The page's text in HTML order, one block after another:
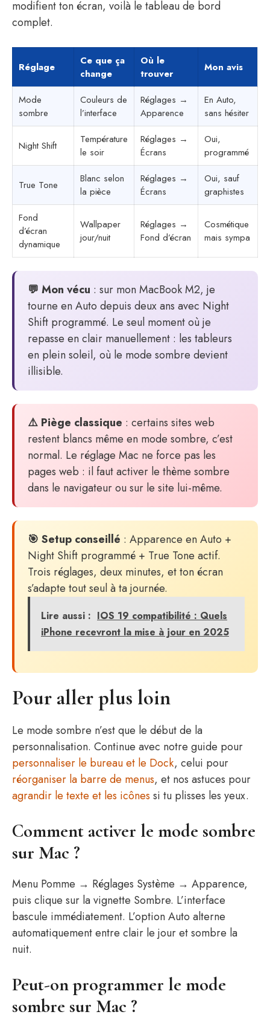
modifient ton écran, voilà le tableau de bord
complet.
Réglage
Ce que ça
change
Où le
trouver
Mon avis
Mode
sombre
Couleurs de
l’interface
Réglages →
Apparence
En Auto,
sans hésiter
Night Shift
Température
le soir
Réglages →
Écrans
Oui,
programmé
True Tone
Blanc selon
la pièce
Réglages →
Écrans
Oui, sauf
graphistes
Fond
d’écran
dynamique
Wallpaper
jour/nuit
Réglages →
Fond d’écran
Cosmétique
mais sympa
💬 Mon vécu : sur mon MacBook M2, je
tourne en Auto depuis deux ans avec Night
Shift programmé. Le seul moment où je
repasse en clair manuellement : les tableurs
en plein soleil, où le mode sombre devient
illisible.
⚠️ Piège classique : certains sites web
restent blancs même en mode sombre, c’est
normal. Le réglage Mac ne force pas les
pages web : il faut activer le thème sombre
dans le navigateur ou sur le site lui-même.
🎯 Setup conseillé : Apparence en Auto +
Night Shift programmé + True Tone actif.
Trois réglages, deux minutes, et ton écran
s’adapte tout seul à ta journée.
Lire aussi : IOS 19 compatibilité : Quels
iPhone recevront la mise à jour en 2025
Pour aller plus loin
Le mode sombre n’est que le début de la
personnalisation. Continue avec notre guide pour
personnaliser le bureau et le Dock, celui pour
réorganiser la barre de menus, et nos astuces pour
agrandir le texte et les icônes si tu plisses les yeux.
Comment activer le mode sombre
sur Mac ?
Menu Pomme → Réglages Système → Apparence,
puis clique sur la vignette Sombre. L’interface
bascule immédiatement. L’option Auto alterne
automatiquement entre clair le jour et sombre la
nuit.
Peut-on programmer le mode
sombre sur Mac ?